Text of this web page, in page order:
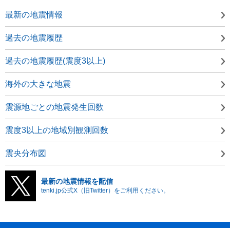
最新の地震情報
過去の地震履歴
過去の地震履歴(震度3以上)
海外の大きな地震
震源地ごとの地震発生回数
震度3以上の地域別観測回数
震央分布図
最新の地震情報を配信
tenki.jp公式X（旧Twitter）をご利用ください。